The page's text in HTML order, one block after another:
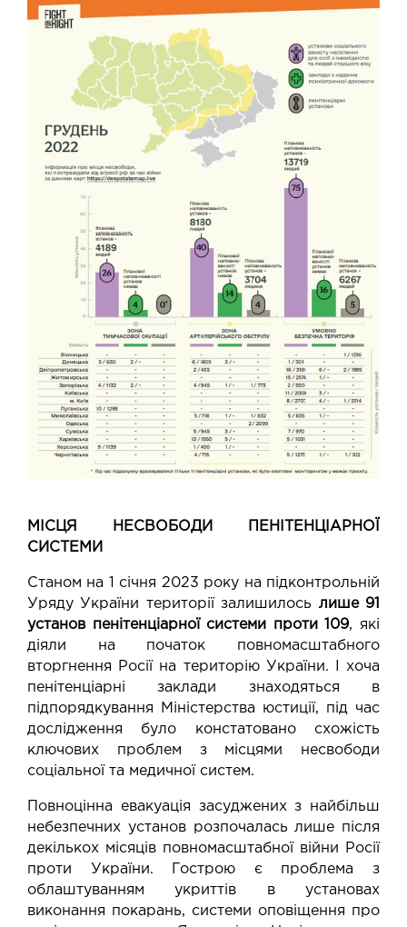
МІСЦЯ НЕСВОБОДИ ПЕНІТЕНЦІАРНОЇ
СИСТЕМИ
Станом на 1 січня 2023 року на підконтрольній
Уряду України території залишилось лише 91
установ пенітенціарної системи проти 109, які
діяли на початок повномасштабного
вторгнення Росії на територію України. І хоча
пенітенціарні заклади знаходяться в
підпорядкування Міністерства юстиції, під час
дослідження було констатовано схожість
ключових проблем з місцями несвободи
соціальної та медичної систем.
Повноцінна евакуація засуджених з найбільш
небезпечних установ розпочалась лише після
декількох місяців повномасштабної війни Росії
проти України. Гострою є проблема з
облаштуванням укриттів в установах
виконання покарань, системи оповіщення про